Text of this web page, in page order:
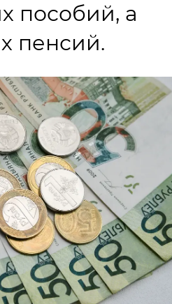
пособий, а
пенсий.